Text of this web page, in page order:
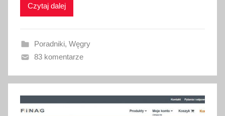
a
n
2
5
l
Czytaj dalej
Poradniki, Węgry
83 komentarze